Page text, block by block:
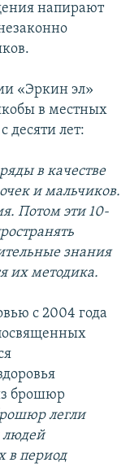
напирают
«Эркин эл»
в местных
десяти лет:
в качестве
и мальчиков.
Потом эти 10-
знания
их методика.
с 2004 года
брошюр
легли
людей
в период